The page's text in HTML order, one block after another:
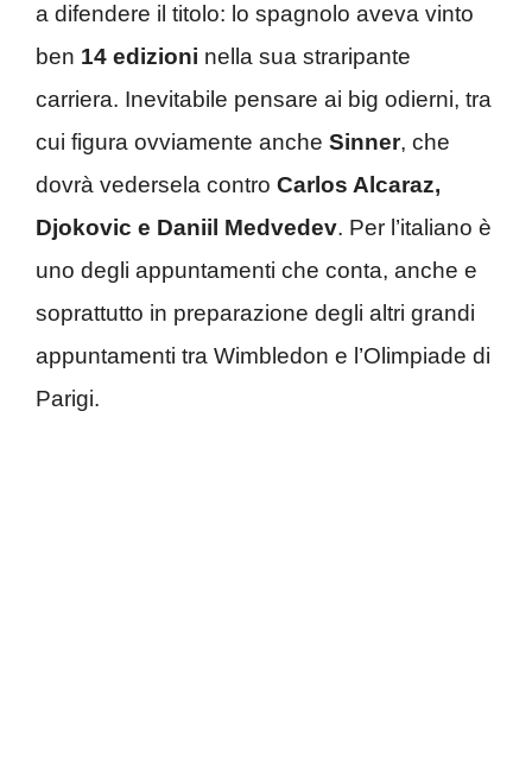
a difendere il titolo: lo spagnolo aveva vinto
ben 14 edizioni nella sua straripante
carriera. Inevitabile pensare ai big odierni, tra
cui figura ovviamente anche Sinner, che
dovrà vedersela contro Carlos Alcaraz,
Djokovic e Daniil Medvedev. Per l’italiano è
uno degli appuntamenti che conta, anche e
soprattutto in preparazione degli altri grandi
appuntamenti tra Wimbledon e l’Olimpiade di
Parigi.